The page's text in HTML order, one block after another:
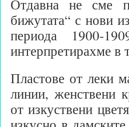
Отдавна не сме
бижутата“ с нови
периода 1900-
интерпретирахме в
Пластове от леки
линии, женствени
от изкуствени